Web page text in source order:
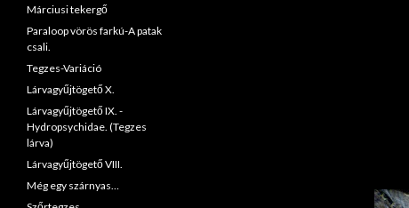
Márciusi tekergő
Paraloop vörös farkú-A patak
csali.
Tegzes-Variáció
Lárvagyűjtögető X.
Lárvagyűjtögető IX. -
Hydropsychidae. (Tegzes
lárva)
Lárvagyűjtögető VIII.
Még egy szárnyas…